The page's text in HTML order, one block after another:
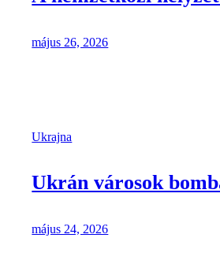
május 26, 2026
Ukrajna
Ukrán városok
május 24, 2026